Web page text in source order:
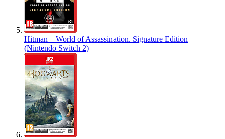
Hitman – World of Assassination. Signature Edition
(Nintendo Switch 2)